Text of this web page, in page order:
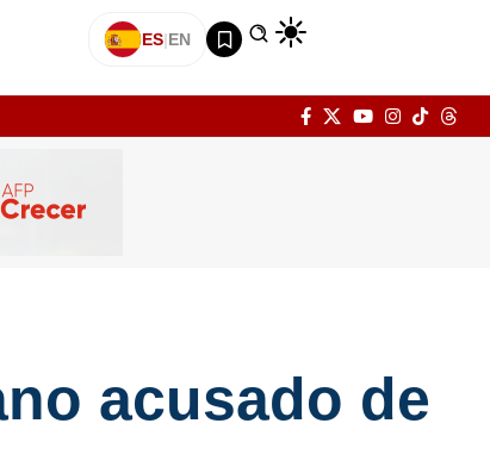
ES|EN
acusado de